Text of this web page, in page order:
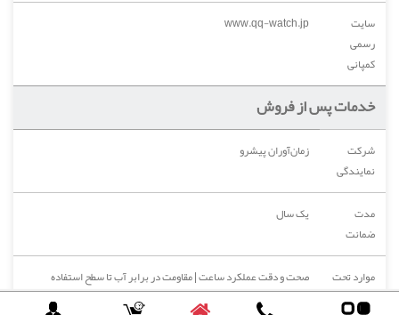
سایت
رسمی
کمپانی
www.qq-watch.jp
خدمات پس از فروش
شرکت
نمایندگی
زمان‌آوران پیشرو
مدت
ضمانت
یک سال
موارد تحت
پوشش
صحت و دقت عملکرد ساعت | مقاومت در برابر آب تا سطح استفاده
استاندارد در مجاورت آب با رعایت محدودیت‌های متناظر با ضدآب 10